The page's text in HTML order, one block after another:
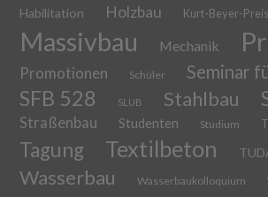
Habilitation Holzbau Kurt-Beyer-Preis
Massivbau Mechanik
Promotionen Schüler Seminar
SFB 528 SLUB Stahlbau
Straßenbau Studenten Studium
Tagung Textilbeton
Wasserbau Wasserbaukolloquium